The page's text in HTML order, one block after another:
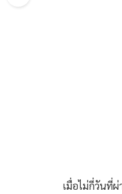
เมื่อไม่กี่วันที่ผ่